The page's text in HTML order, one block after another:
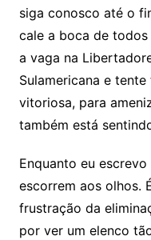
siga conosco até o
cale a boca de todos
a vaga na
Sulamericana e
vitoriosa, para
também está
Enquanto eu
escorrem aos olhos.
frustração da
por ver um elenco